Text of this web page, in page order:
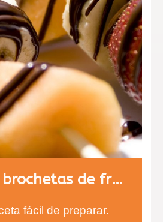
Taller de brochetas de fruta con chocolate
fácil de preparar.